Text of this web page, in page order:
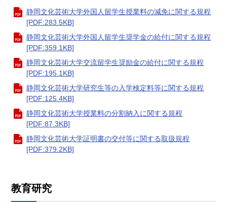
静岡文化芸術大学外国人留学生授業料の減免に関する規程
[PDF:283.5KB]
静岡文化芸術大学外国人留学生奨学金の給付に関する規程
[PDF:359.1KB]
静岡文化芸術大学交流留学生奨励金の給付に関する規程
[PDF:195.1KB]
静岡文化芸術大学研究生等の入学検定料等に関する規程
[PDF:125.4KB]
静岡文化芸術大学授業料の分割納入に関する規程
[PDF:87.3KB]
静岡文化芸術大学証明書の交付等に関する取扱規程
[PDF:379.2KB]
教育研究